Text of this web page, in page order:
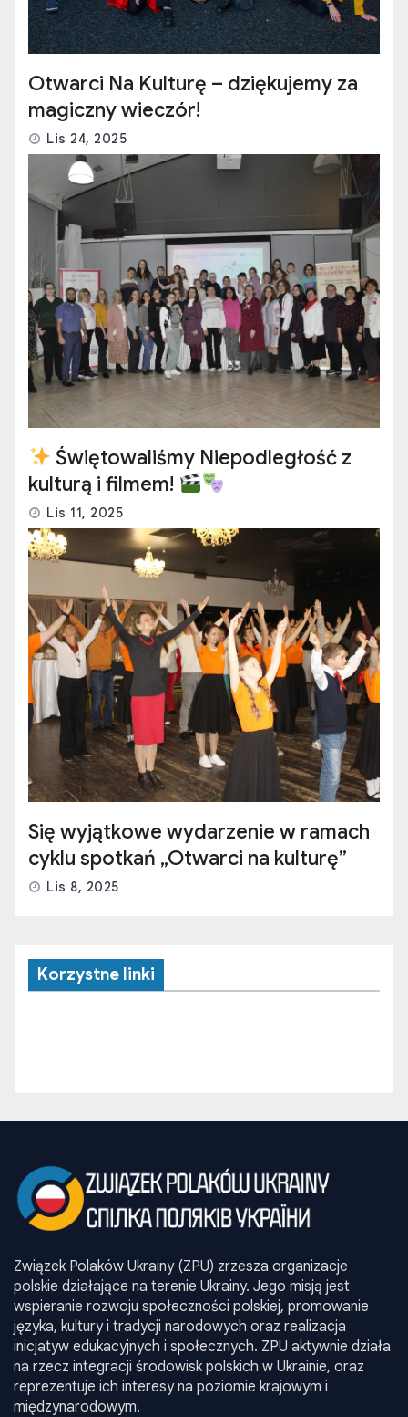
Otwarci Na Kulturę – dziękujemy za
magiczny wieczór!
Lis 24, 2025
Świętowaliśmy Niepodległość z
kulturą i filmem!
Lis 11, 2025
Się wyjątkowe wydarzenie w ramach
cyklu spotkań „Otwarci na kulturę”
Lis 8, 2025
Korzystne linki
Związek Polaków Ukrainy (ZPU) zrzesza organizacje
polskie działające na terenie Ukrainy. Jego misją jest
wspieranie rozwoju społeczności polskiej, promowanie
języka, kultury i tradycji narodowych oraz realizacja
inicjatyw edukacyjnych i społecznych. ZPU aktywnie działa
na rzecz integracji środowisk polskich w Ukrainie, oraz
reprezentuje ich interesy na poziomie krajowym i
międzynarodowym.